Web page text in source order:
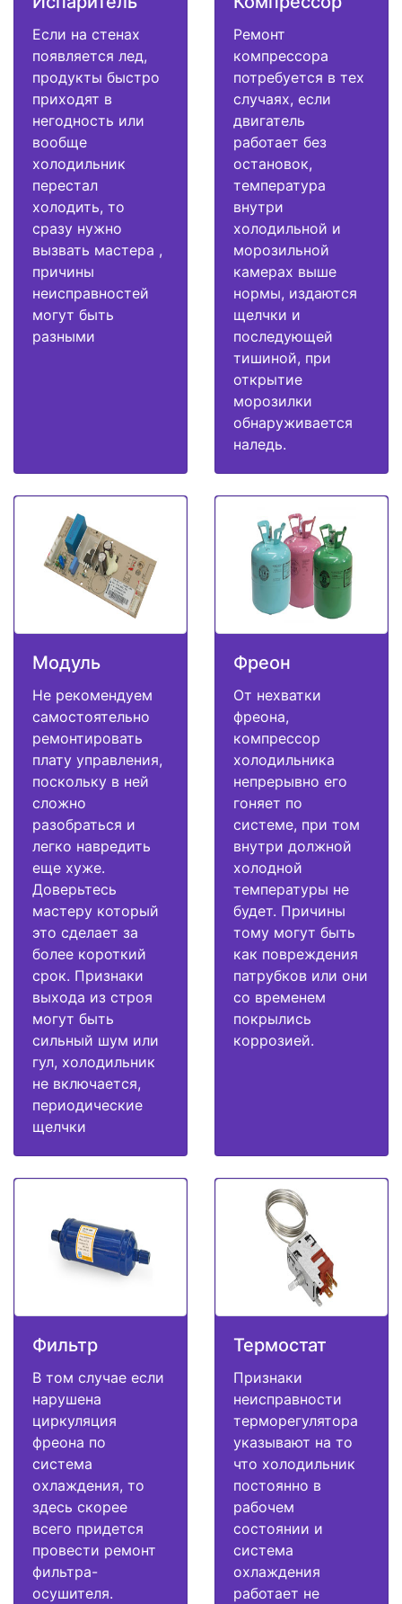
Если на стенах
появляется лед,
продукты быстро
приходят в
негодность или
вообще
холодильник
перестал
холодить, то
сразу нужно
вызвать мастера ,
причины
неисправностей
могут быть
разными
Ремонт
компрессора
потребуется в тех
случаях, если
двигатель
работает без
остановок,
температура
внутри
холодильной и
морозильной
камерах выше
нормы, издаются
щелчки и
последующей
тишиной, при
открытие
морозилки
обнаруживается
наледь.
Модуль
Не рекомендуем
самостоятельно
ремонтировать
плату управления,
поскольку в ней
сложно
разобраться и
легко навредить
еще хуже.
Доверьтесь
мастеру который
это сделает за
более короткий
срок. Признаки
выхода из строя
могут быть
сильный шум или
гул, холодильник
не включается,
периодические
щелчки
Фреон
От нехватки
фреона,
компрессор
холодильника
непрерывно его
гоняет по
системе, при том
внутри должной
холодной
температуры не
будет. Причины
тому могут быть
как повреждения
патрубков или они
со временем
покрылись
коррозией.
Фильтр
В том случае если
нарушена
циркуляция
фреона по
система
охлаждения, то
здесь скорее
всего придется
провести ремонт
фильтра-
осушителя.
Термостат
Признаки
неисправности
терморегулятора
указывают на то
что холодильник
постоянно в
рабочем
состоянии и
система
охлаждения
работает не